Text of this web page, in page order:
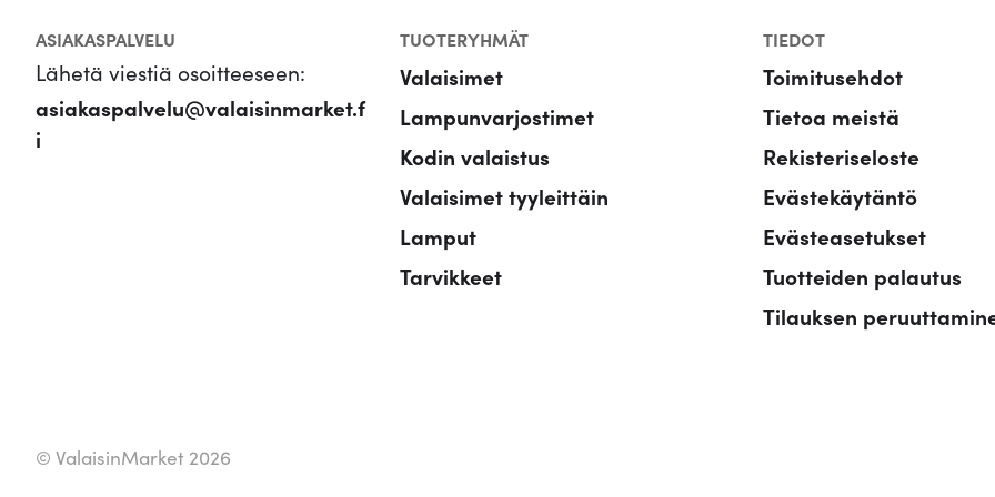
ASIAKASPALVELU
Lähetä viestiä osoitteeseen:
asiakaspalvelu@valaisinmarket.f
i
TUOTERYHMÄT
Valaisimet
Lampunvarjostimet
Kodin valaistus
Valaisimet tyyleittäin
Lamput
Tarvikkeet
TIEDOT
Toimitusehdot
Tietoa meistä
Rekisteriseloste
Evästekäytäntö
Evästeasetukset
Tuotteiden palautus
Tilauksen
© ValaisinMarket 2026